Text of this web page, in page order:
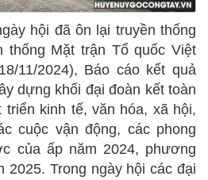
hội đã ôn lại truyền thống
thống Mặt trận Tổ quốc Việt
11/2024), Báo cáo kết quả
dựng khối đại đoàn kết toàn
triển kinh tế, văn hóa, xã hội,
cuộc vận động, các phong
của ấp năm 2024, phương
2025. Trong ngày hội các đại